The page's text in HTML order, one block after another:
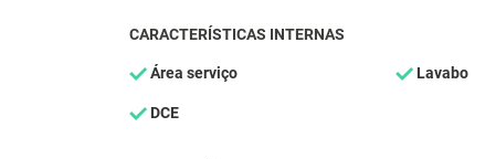
CARACTERÍSTICAS INTERNAS
Área serviço Lavabo
DCE